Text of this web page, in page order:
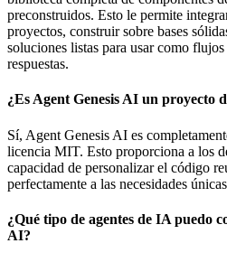
preconstruidos. Esto le permite
proyectos, construir sobre bases
soluciones listas para usar como
respuestas.
¿Es Agent Genesis AI un proyecto
Sí, Agent Genesis AI es
licencia MIT. Esto proporciona a los
capacidad de personalizar el código
perfectamente a las necesidades
¿Qué tipo de agentes de IA puedo
AI?